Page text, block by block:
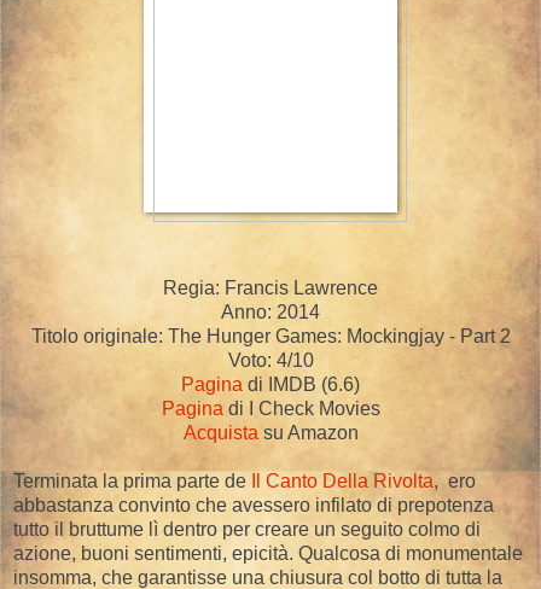
Regia: Francis Lawrence
Anno: 2014
Titolo originale: The Hunger Games: Mockingjay - Part 2
Voto: 4/10
Pagina di IMDB (6.6)
Pagina di I Check Movies
Acquista su Amazon
Terminata la prima parte de Il Canto Della Rivolta, ero
abbastanza convinto che avessero infilato di prepotenza
tutto il bruttume lì dentro per creare un seguito colmo di
azione, buoni sentimenti, epicità. Qualcosa di monumentale
insomma, che garantisse una chiusura col botto di tutta la